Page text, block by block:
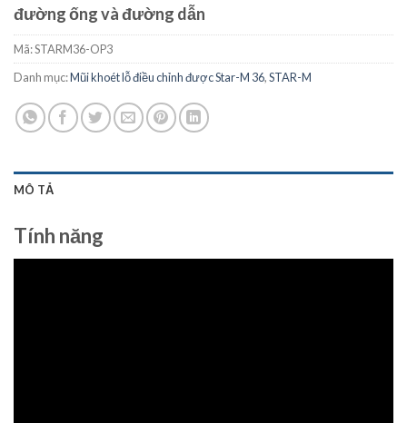
đường ống và đường dẫn
Mã:STARM36-OP3
Danh mục:Mũi khoét lỗ điều chỉnh được Star-M 36,STAR-M
MÔ TẢ
Tính năng